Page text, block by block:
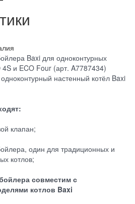
Baxi для одноконтурных
4S и ECO Four (арт. A7787434)
настенный котёл Baxi
клапан;
один для традиционных и
котлов;
совместим с
котлов Baxi